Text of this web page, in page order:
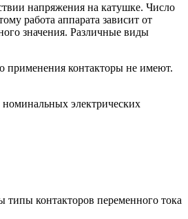
напряжения на катушке. Число
работа аппарата зависит от
значения. Различные виды
применения контакторы не имеют.
электрических
типы контакторов переменного тока